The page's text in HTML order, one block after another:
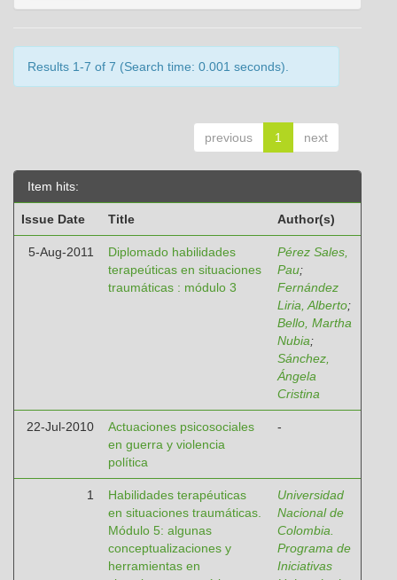
Results 1-7 of 7 (Search time: 0.001 seconds).
previous 1 next
Item hits:
Issue Date Title Author(s)
5-Aug-2011
Diplomado habilidades
terapeúticas en situaciones
traumáticas : módulo 3
Pérez Sales,
Pau;
Fernández
Liria, Alberto;
Bello, Martha
Nubia;
Sánchez,
Ángela
Cristina
22-Jul-2010
Actuaciones psicosociales
en guerra y violencia
política
-
1
Habilidades terapéuticas
en situaciones traumáticas.
Módulo 5: algunas
conceptualizaciones y
herramientas en
Universidad
Nacional de
Colombia.
Programa de
Iniciativas